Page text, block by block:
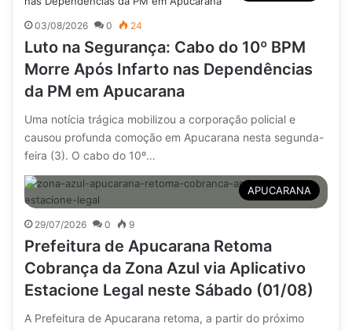
03/08/2026 0 24
Luto na Segurança: Cabo do 10º BPM
Morre Após Infarto nas Dependências
da PM em Apucarana
Uma notícia trágica mobilizou a corporação policial e
causou profunda comoção em Apucarana nesta segunda-
feira (3). O cabo do 10º…
APUCARANA
29/07/2026 0 9
Prefeitura de Apucarana Retoma
Cobrança da Zona Azul via Aplicativo
Estacione Legal neste Sábado (01/08)
A Prefeitura de Apucarana retoma, a partir do próximo